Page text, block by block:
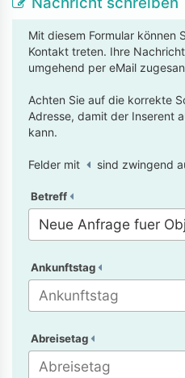
Mit diesem Formular können
Kontakt treten. Ihre
umgehend per eMail
Achten Sie auf die korrekte
Adresse, damit der Inserent
kann.
Felder mit sind zwingend
Betreff
Ankunftstag
Abreisetag